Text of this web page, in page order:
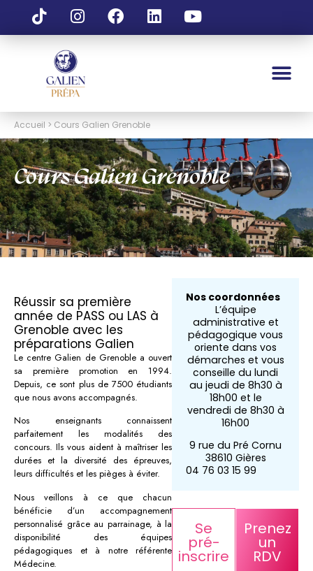
Accueil > Cours Galien Grenoble
Cours Galien Grenoble
Réussir sa première
année de PASS ou LAS à
Grenoble avec les
préparations Galien
Le centre Galien de Grenoble a ouvert
sa première promotion en 1994.
Depuis, ce sont plus de 7500 étudiants
que nous avons accompagnés.
Nos enseignants connaissent
parfaitement les modalités des
concours. Ils vous aident à maîtriser les
durées et la diversité des épreuves,
leurs difficultés et les pièges à éviter.
Nous veillons à ce que chacun
bénéficie d’un accompagnement
personnalisé grâce au parrainage, à la
disponibilité des équipes
pédagogiques et à notre référente
Médecine.
Nos coordonnées
L’équipe
administrative et
pédagogique vous
oriente dans vos
démarches et vous
conseille du lundi
au jeudi de 8h30 à
18h00 et le
vendredi de 8h30 à
16h00
9 rue du Pré Cornu
38610 Gières
04 76 03 15 99
Se
pré-
inscrire
Prenez
un
RDV